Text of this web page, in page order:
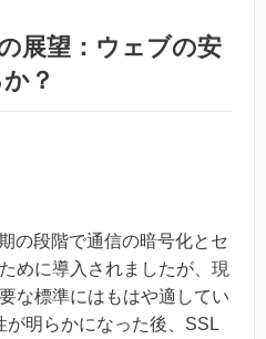
展望：ウェブの安
？
の段階で通信の暗号化とセ
めに導入されましたが、現
な標準にはもはや適してい
が明らかになった後、SSL